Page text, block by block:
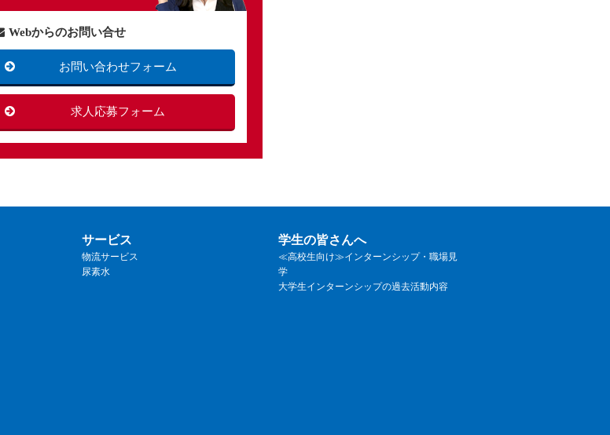
Webからのお問い合せ
お問い合わせフォーム
求人応募フォーム
サービス
物流サービス
尿素水
学生の皆さんへ
≪高校生向け≫インターンシップ・職場見
学
大学生インターンシップの過去活動内容